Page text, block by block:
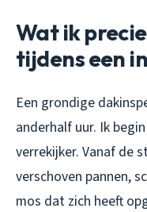
Wat ik
tijdens een
Een grondige
anderhalf uur. Ik
verrekijker. Vanaf de
verschoven pannen,
mos dat zich heeft